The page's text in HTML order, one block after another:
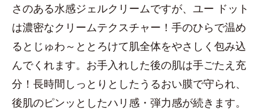
さのある水感ジェルクリームですが、ユー ドット
は濃密なクリームテクスチャー！手のひらで温め
るとじゅわ～ととろけて肌全体をやさしく包み込
んでくれます。お手入れした後の肌は手ごたえ充
分！長時間しっとりとしたうるおい膜で守られ、
後肌のピンッとしたハリ感・弾力感が続きます。